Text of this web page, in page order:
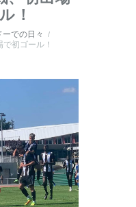
！
ーでの日々
初ゴール！